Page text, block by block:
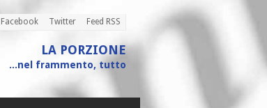
Facebook Twitter Feed RSS
LA PORZIONE
...nel frammento, tutto